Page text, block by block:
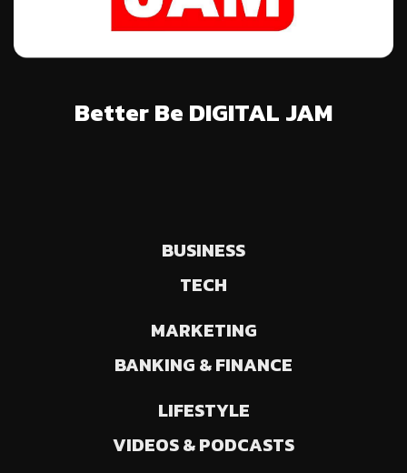
Better Be DIGITAL JAM
BUSINESS
TECH
MARKETING
BANKING & FINANCE
LIFESTYLE
VIDEOS & PODCASTS